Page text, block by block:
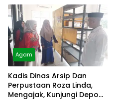
Agam
Kadis Dinas Arsip Dan
Perpustaan Roza Linda,
Mengajak, Kunjungi Depo